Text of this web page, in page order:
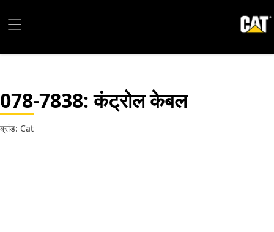
078-7838: कंट्रोल केबल
ब्रांड: Cat